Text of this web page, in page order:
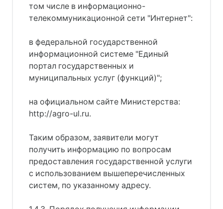
том числе в информационно-
телекоммуникационной сети "Интернет":
в федеральной государственной
информационной системе "Единый
портал государственных и
муниципальных услуг (функций)";
на официальном сайте Министерства:
http://agro-ul.ru.
Таким образом, заявители могут
получить информацию по вопросам
предоставления государственной услуги
с использованием вышеперечисленных
систем, по указанному адресу.